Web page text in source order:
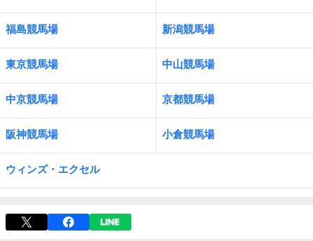
福島競馬場 新潟競馬場
東京競馬場 中山競馬場
中京競馬場 京都競馬場
阪神競馬場 小倉競馬場
ウィンズ・エクセル